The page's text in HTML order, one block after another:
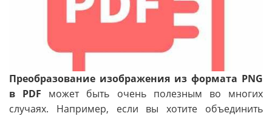
Преобразование изображения из формата PNG
в PDF может быть очень полезным во многих
случаях. Например, если вы хотите объединить